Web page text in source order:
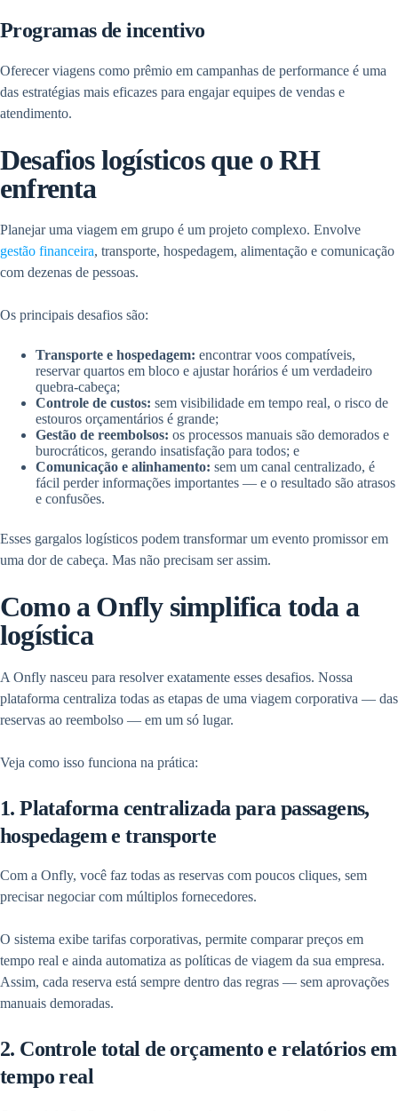
Programas de incentivo
Oferecer viagens como prêmio em campanhas de performance é uma
das estratégias mais eficazes para engajar equipes de vendas e
atendimento.
Desafios logísticos que o RH
enfrenta
Planejar uma viagem em grupo é um projeto complexo. Envolve
gestão financeira, transporte, hospedagem, alimentação e comunicação
com dezenas de pessoas.
Os principais desafios são:
Transporte e hospedagem: encontrar voos compatíveis,
reservar quartos em bloco e ajustar horários é um verdadeiro
quebra-cabeça;
Controle de custos: sem visibilidade em tempo real, o risco de
estouros orçamentários é grande;
Gestão de reembolsos: os processos manuais são demorados e
burocráticos, gerando insatisfação para todos; e
Comunicação e alinhamento: sem um canal centralizado, é
fácil perder informações importantes — e o resultado são atrasos
e confusões.
Esses gargalos logísticos podem transformar um evento promissor em
uma dor de cabeça. Mas não precisam ser assim.
Como a Onfly simplifica toda a
logística
A Onfly nasceu para resolver exatamente esses desafios. Nossa
plataforma centraliza todas as etapas de uma viagem corporativa — das
reservas ao reembolso — em um só lugar.
Veja como isso funciona na prática:
1. Plataforma centralizada para passagens,
hospedagem e transporte
Com a Onfly, você faz todas as reservas com poucos cliques, sem
precisar negociar com múltiplos fornecedores.
O sistema exibe tarifas corporativas, permite comparar preços em
tempo real e ainda automatiza as políticas de viagem da sua empresa.
Assim, cada reserva está sempre dentro das regras — sem aprovações
manuais demoradas.
2. Controle total de orçamento e relatórios em
tempo real